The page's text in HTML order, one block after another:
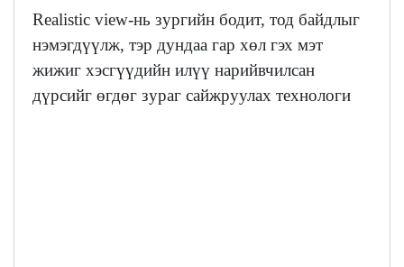
Realistic view-нь зургийн бодит, тод байдлыг
нэмэгдүүлж, тэр дундаа гар хөл гэх мэт
жижиг хэсгүүдийн илүү нарийвчилсан
дүрсийг өгдөг зураг сайжруулах технологи